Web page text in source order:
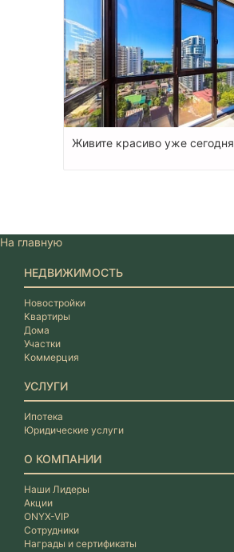
Живите красиво уже сегодня
На главную
НЕДВИЖИМОСТЬ
Новостройки
Квартиры
Дома
Участки
Коммерция
УСЛУГИ
Ипотека
Юридические услуги
О КОМПАНИИ
Наши Лидеры
Акции
ONYX-VIP
Сотрудники
Награды и сертификаты